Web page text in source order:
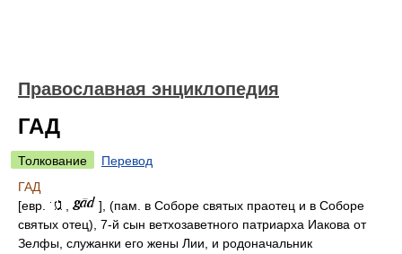
Православная энциклопедия
ГАД
Толкование
Перевод
ГАД
[евр.
], (пам. в Соборе святых праотец и в Соборе
святых отец), 7-й cын ветхозаветного патриарха Иакова от
Зелфы, служанки его жены Лии, и родоначальник